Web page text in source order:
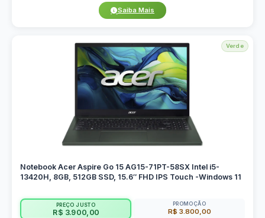
Saiba Mais
Verde
Notebook Acer Aspire Go 15 AG15-71PT-58SX Intel i5-
13420H, 8GB, 512GB SSD, 15.6″ FHD IPS Touch -Windows 11
PREÇO JUSTO
R$ 3.900,00
PROMOÇÃO
R$ 3.800,00